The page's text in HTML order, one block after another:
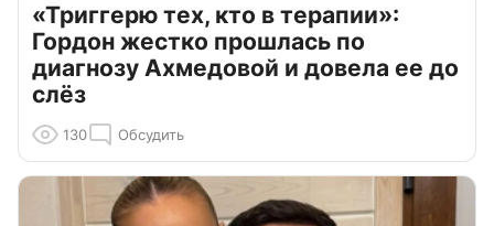
«Триггерю тех, кто в терапии»:
Гордон жестко прошлась по
диагнозу Ахмедовой и довела ее до
слёз
130 Обсудить